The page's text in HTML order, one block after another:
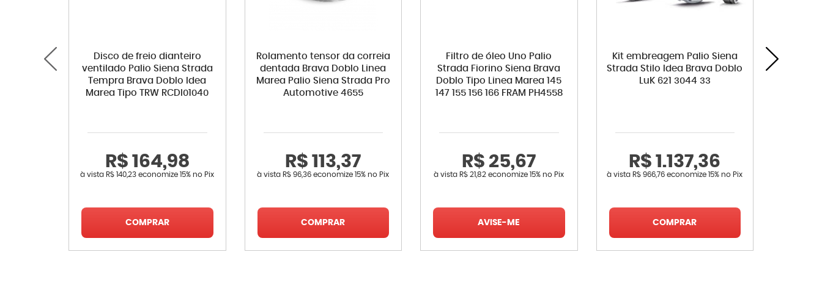
Disco de freio dianteiro
ventilado Palio Siena Strada
Tempra Brava Doblo Idea
Marea Tipo TRW RCDI01040
R$ 164,98
à vista R$ 140,23 economize15% no Pix
COMPRAR
Rolamento tensor da correia
dentada Brava Doblo Linea
Marea Palio Siena Strada Pro
Automotive 4655
R$ 113,37
à vista R$ 96,36 economize15% no Pix
COMPRAR
Filtro de óleo Uno Palio
Strada Fiorino Siena Brava
Doblo Tipo Linea Marea 145
147 155 156 166 FRAM PH4558
R$ 25,67
à vista R$ 21,82 economize15% no Pix
AVISE-ME
Kit embreagem Palio Siena
Strada Stilo Idea Brava Doblo
LuK 621 3044 33
R$ 1.137,36
à vista R$ 966,76 economize15% no Pix
COMPRAR